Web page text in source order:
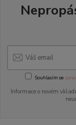
Souhlasím se
Informace o novém